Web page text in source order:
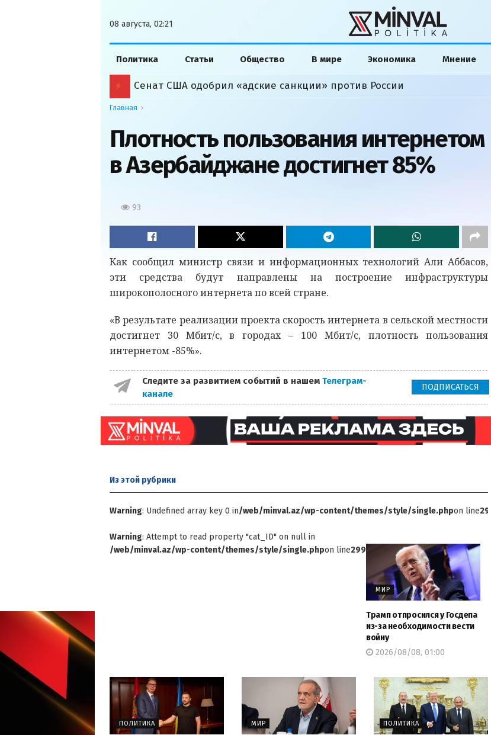
08 августа, 02:21
Политика Статьи Общество В мире Экономика Мнение
Сенат США одобрил «адские санкции» против России
Главная
Плотность пользования интернетом
в Азербайджане достигнет 85%
93
Как сообщил министр связи и информационных технологий Али Аббасов,
эти средства будут направлены на построение инфраструктуры
широкополосного интернета по всей стране.
«В результате реализации проекта скорость интернета в сельской местности
достигнет 30 Мбит/с, в городах – 100 Мбит/с, плотность пользования
интернетом -85%».
Следите за развитием событий в нашем Телеграм-
канале
ПОДПИСАТЬСЯ
Из этой рубрики
Warning: Undefined array key 0 in/web/minval.az/wp-content/themes/style/single.phpon line299
Warning: Attempt to read property "cat_ID" on null in
/web/minval.az/wp-content/themes/style/single.phpon line299
МИР
Трамп отпросился у Госдепа
из-за необходимости вести
войну
2026/08/08, 01:00
ПОЛИТИКА МИР ПОЛИТИКА